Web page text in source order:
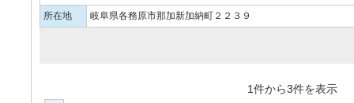
所在地 岐阜県各務原市那加新加納町２２３９
1件から3件を表